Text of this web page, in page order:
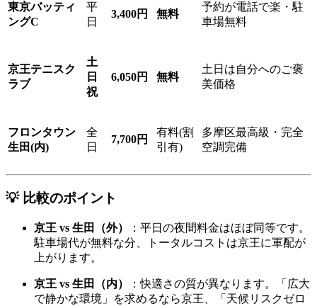
東京バッティ
ングC
平
日
3,400円 無料
予約が電話で楽・駐
車場無料
京王テニスク
ラブ
土
日
祝
6,050円 無料
土日は自分へのご褒
美価格
フロンタウン
生田(内)
全
日
7,700円
有料(割
引有)
多摩区最高級・完全
空調完備
💡 比較のポイント
京王 vs 生田（外）
：平日の夜間料金はほぼ同等です。
駐車場代が無料な分、トータルコストは京王に軍配が
上がります。
京王 vs 生田（内）
：快適さの質が異なります。「広大
で静かな環境」を求めるなら京王、「天候リスクゼロ